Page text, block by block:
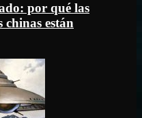
por qué las
están